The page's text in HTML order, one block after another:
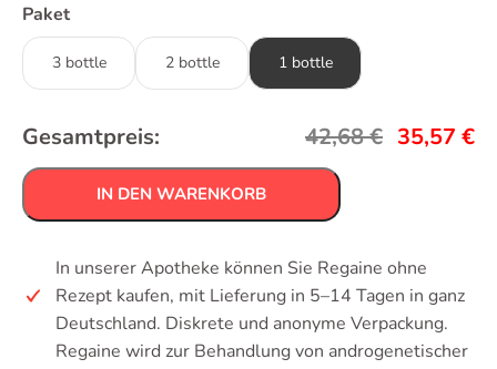
Paket
3 bottle 2 bottle 1 bottle
Gesamtpreis: 42,68€ 35,57 €
IN DEN WARENKORB
In unserer Apotheke können Sie Regaine ohne
Rezept kaufen, mit Lieferung in 5–14 Tagen in ganz
Deutschland. Diskrete und anonyme Verpackung.
Regaine wird zur Behandlung von androgenetischer